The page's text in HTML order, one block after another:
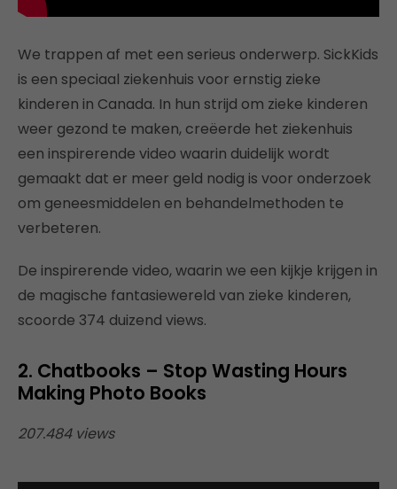
We trappen af met een serieus onderwerp. SickKids
is een speciaal ziekenhuis voor ernstig zieke
kinderen in Canada. In hun strijd om zieke kinderen
weer gezond te maken, creëerde het ziekenhuis
een inspirerende video waarin duidelijk wordt
gemaakt dat er meer geld nodig is voor onderzoek
om geneesmiddelen en behandelmethoden te
verbeteren.
De inspirerende video, waarin we een kijkje krijgen in
de magische fantasiewereld van zieke kinderen,
scoorde 374 duizend views.
2. Chatbooks – Stop Wasting Hours
Making Photo Books
207.484 views